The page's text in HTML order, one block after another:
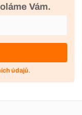
Vám.
údajů.